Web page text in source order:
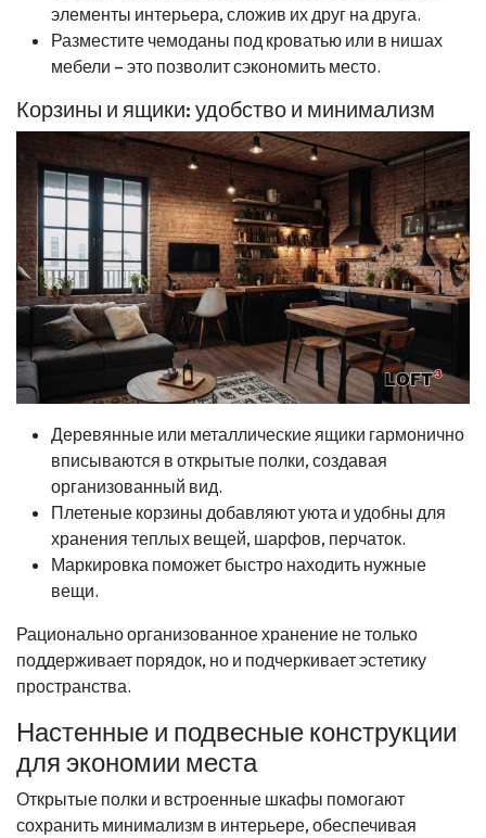
элементы интерьера, сложив их друг на друга.
Разместите чемоданы под кроватью или в нишах
мебели – это позволит сэкономить место.
Корзины и ящики: удобство и минимализм
Деревянные или металлические ящики гармонично
вписываются в открытые полки, создавая
организованный вид.
Плетеные корзины добавляют уюта и удобны для
хранения теплых вещей, шарфов, перчаток.
Маркировка поможет быстро находить нужные
вещи.
Рационально организованное хранение не только
поддерживает порядок, но и подчеркивает эстетику
пространства.
Настенные и подвесные конструкции
для экономии места
Открытые полки и встроенные шкафы помогают
сохранить минимализм в интерьере, обеспечивая